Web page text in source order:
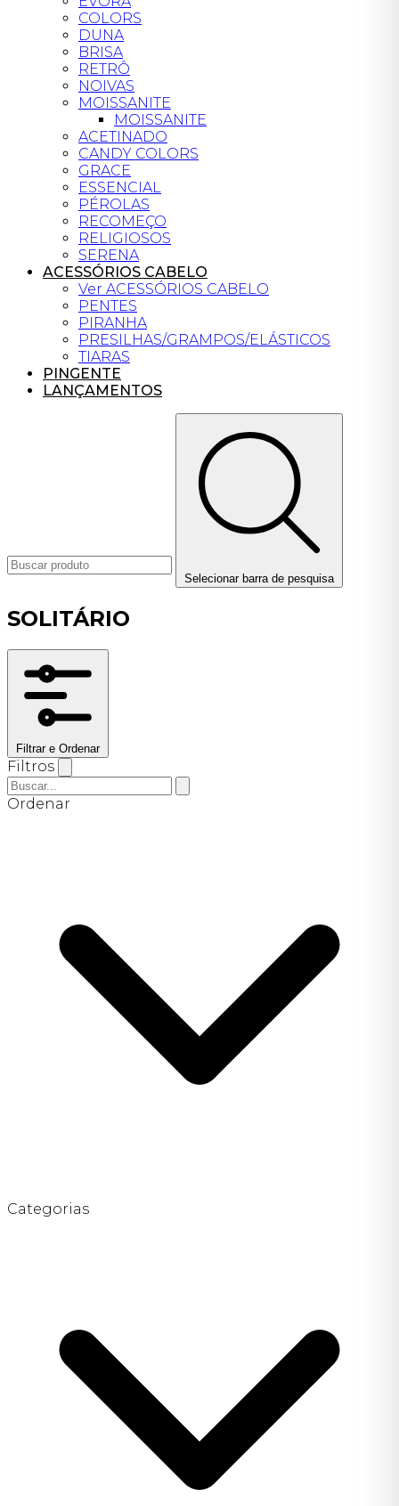
COLORS
DUNA
BRISA
RETRÔ
NOIVAS
MOISSANITE
MOISSANITE
ACETINADO
CANDY COLORS
GRACE
ESSENCIAL
PÉROLAS
RECOMEÇO
RELIGIOSOS
SERENA
ACESSÓRIOS CABELO
Ver ACESSÓRIOS CABELO
PENTES
PIRANHA
PRESILHAS/GRAMPOS/ELÁSTICOS
TIARAS
PINGENTE
LANÇAMENTOS
Selecionar barra de pesquisa
SOLITÁRIO
Filtrar e Ordenar
Filtros
Ordenar
Categorias